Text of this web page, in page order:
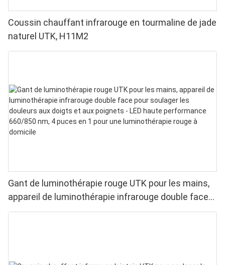
Coussin chauffant infrarouge en tourmaline de jade
naturel UTK, H11M2
Gant de luminothérapie rouge UTK pour les mains,
appareil de luminothérapie infrarouge double face
pour soulager les douleurs aux doigts et aux